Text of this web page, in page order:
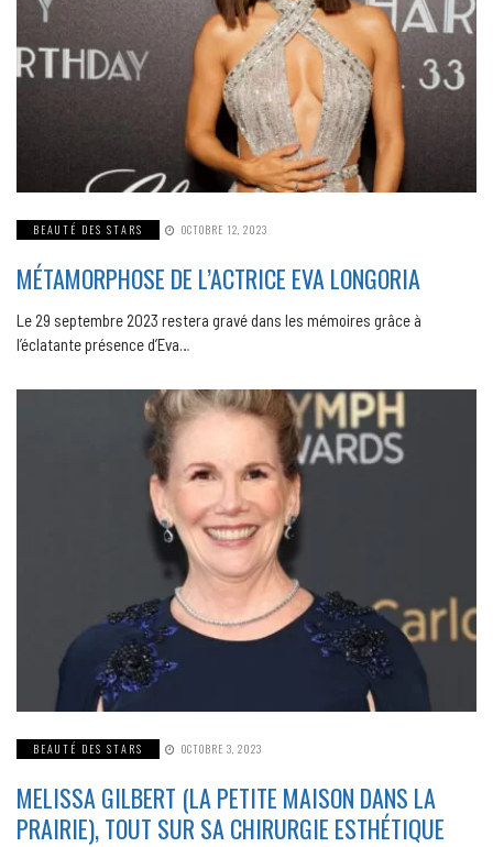
BEAUTÉ DES STARS OCTOBRE 12, 2023
MÉTAMORPHOSE DE L’ACTRICE EVA LONGORIA
Le 29 septembre 2023 restera gravé dans les mémoires grâce à
l’éclatante présence d’Eva…
BEAUTÉ DES STARS OCTOBRE 3, 2023
MELISSA GILBERT (LA PETITE MAISON DANS LA
PRAIRIE), TOUT SUR SA CHIRURGIE ESTHÉTIQUE